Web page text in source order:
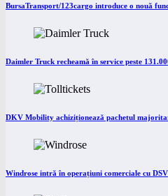
BursaTransport/123cargo introduce o nouă
Daimler Truck recheamă în service peste
DKV Mobility achiziționează pachetul
Windrose intră în operațiuni comerciale cu DSV